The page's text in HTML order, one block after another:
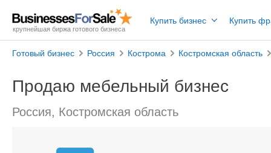
крупнейшая биржа готового бизнеса
Купить бизнес Купить
Готовый бизнес Россия Кострома Костромская область
Продаю мебельный бизнес
Россия, Костромская область